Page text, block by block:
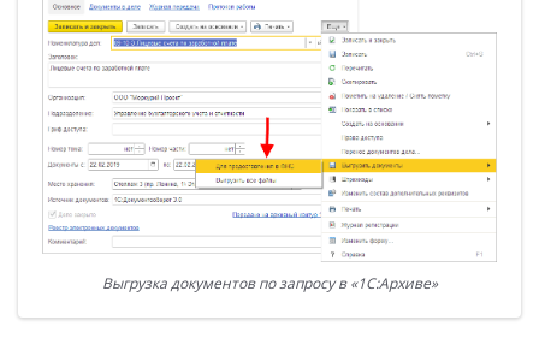
Выгрузка документов по запросу в «1С:Архиве»